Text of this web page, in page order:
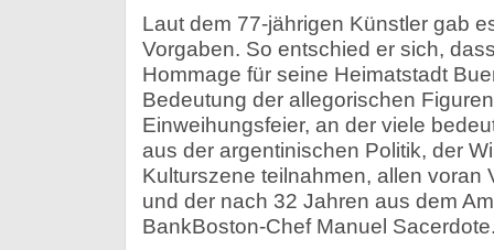
Laut dem 77-jährigen Künstler gab
Vorgaben. So entschied er sich,
Hommage für seine Heimatstadt
Bedeutung der allegorischen
Einweihungsfeier, an der viele
aus der argentinischen Politik, der
Kulturszene teilnahmen, allen voran
und der nach 32 Jahren aus dem
BankBoston-Chef Manuel